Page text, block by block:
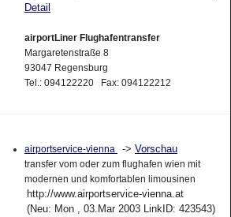
Detail
airportLiner Flughafentransfer
Margaretenstraße 8
93047 Regensburg
Tel.: 094122220 Fax: 094122212
airportservice-vienna -> Vorschau
transfer vom oder zum flughafen wien mit
modernen und komfortablen limousinen
http://www.airportservice-vienna.at
(Neu: Mon , 03.Mar 2003 LinkID: 423543)